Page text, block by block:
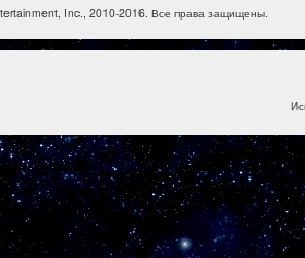
Inc., 2010-2016. Все права защищены.